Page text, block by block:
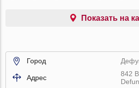
Показать на
Город
Адрес
842